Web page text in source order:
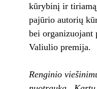
kūrybinį ir
pajūrio autorių
bei organizuojant
Valiulio premija.
Renginio